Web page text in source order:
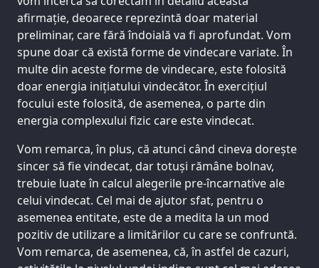
afirmație, deoarece reprezintă doar material
preliminar, care fără îndoială va fi aprofundat. Vom
spune doar că există forme de vindecare variate. În
multe din aceste forme de vindecare, este folosită
doar energia inițiatului vindecător. În exercițiul
focului este folosită, de asemenea, o parte din
energia complexului fizic care este vindecat.
Vom remarca, în plus, că atunci când cineva dorește
sincer să fie vindecat, dar totuși rămâne bolnav,
trebuie luate în calcul alegerile pre-încarnative ale
celui vindecat. Cel mai de ajutor sfat, pentru o
asemenea entitate, este de a medita la un mod
pozitiv de utilizare a limitărilor cu care se confruntă.
Vom remarca, de asemenea, că, în astfel de cazuri,